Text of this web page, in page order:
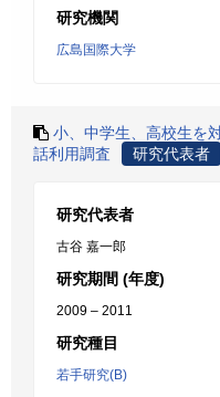
研究機関
広島国際大学
小、中学生、高校生を
話利用調査
研究代表者
研究代表者
古谷 嘉一郎
研究期間 (年度)
2009 – 2011
研究種目
若手研究(B)